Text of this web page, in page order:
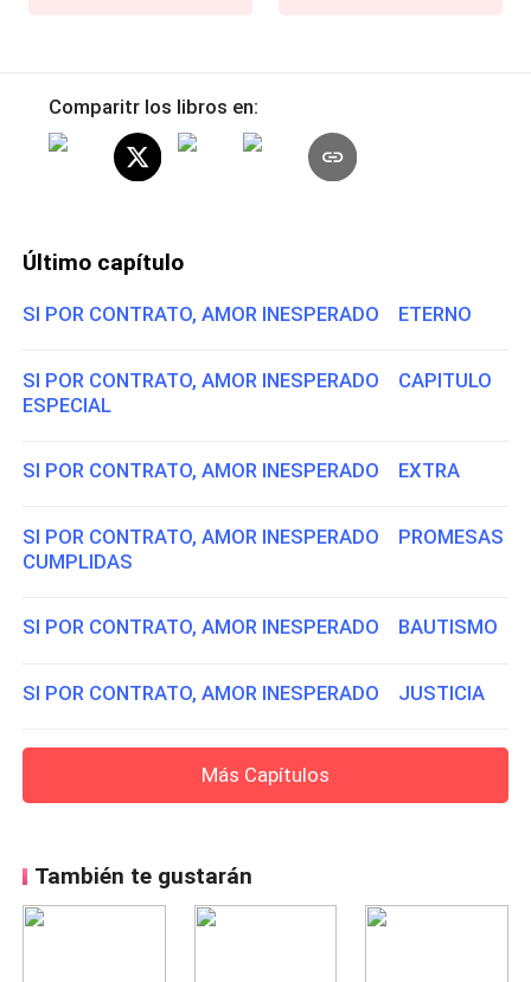
Comparitr los libros en:
Último capítulo
SI POR CONTRATO, AMOR INESPERADO ETERNO
SI POR CONTRATO, AMOR INESPERADO CAPITULO
ESPECIAL
SI POR CONTRATO, AMOR INESPERADO EXTRA
SI POR CONTRATO, AMOR INESPERADO PROMESAS
CUMPLIDAS
SI POR CONTRATO, AMOR INESPERADO BAUTISMO
SI POR CONTRATO, AMOR INESPERADO JUSTICIA
Más Capítulos
También te gustarán